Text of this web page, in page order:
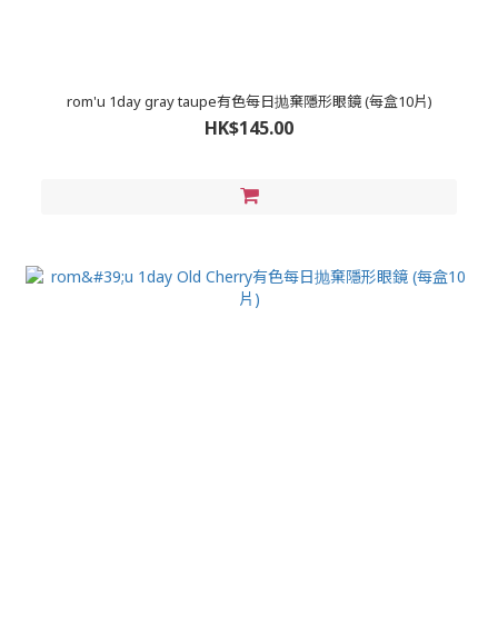
rom'u 1day gray taupe有色每日抛棄隱形眼鏡 (每盒10片)
HK$145.00